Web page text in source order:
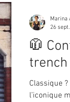
🧥
trench
Classique ?
l’iconique
Marina
26